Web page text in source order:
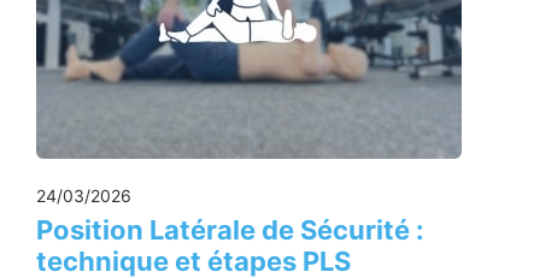
24/03/2026
Position Latérale de Sécurité :
technique et étapes PLS